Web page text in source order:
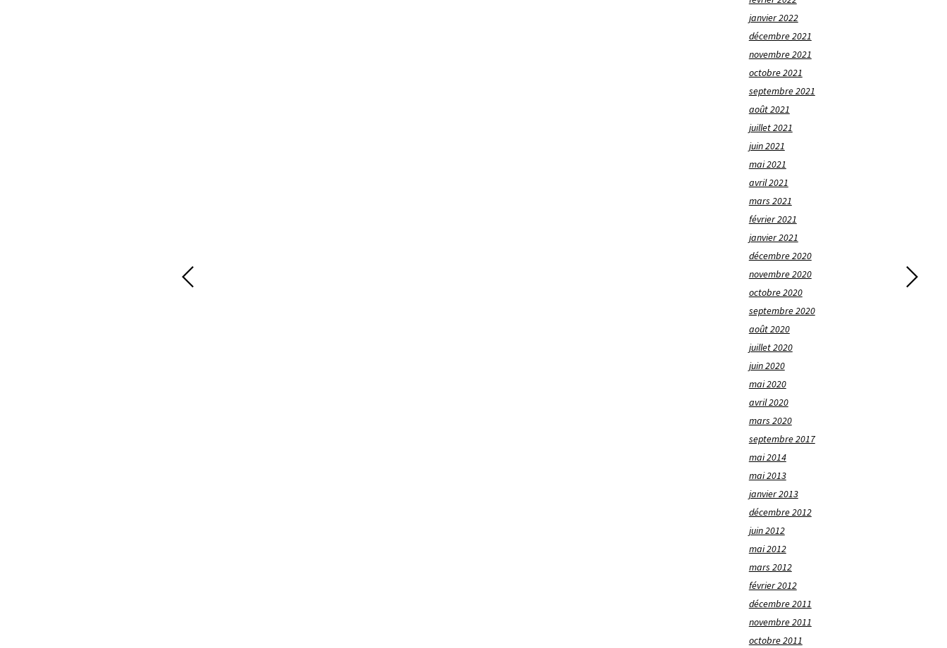
janvier 2022
décembre 2021
novembre 2021
octobre 2021
septembre 2021
août 2021
juillet 2021
juin 2021
mai 2021
avril 2021
mars 2021
février 2021
janvier 2021
décembre 2020
novembre 2020
octobre 2020
septembre 2020
août 2020
juillet 2020
juin 2020
mai 2020
avril 2020
mars 2020
septembre 2017
mai 2014
mai 2013
janvier 2013
décembre 2012
juin 2012
mai 2012
mars 2012
février 2012
décembre 2011
novembre 2011
octobre 2011